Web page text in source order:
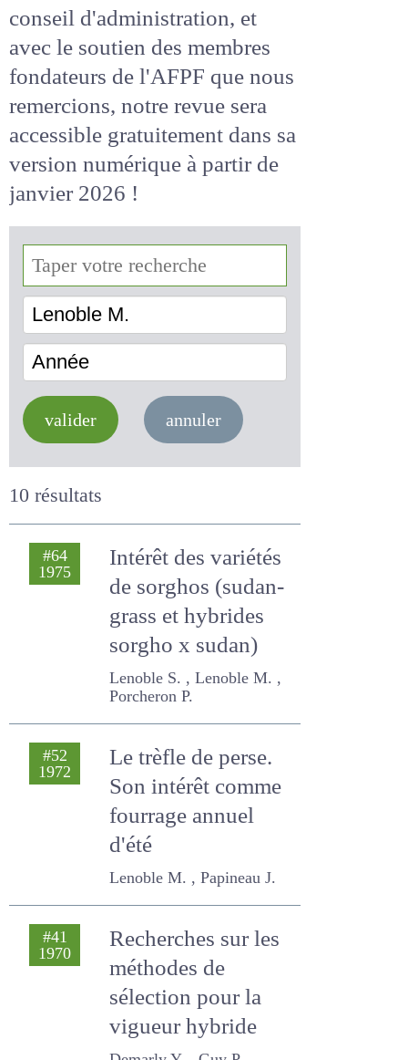
Suite à la décision de notre
conseil d'administration, et
avec le soutien des membres
fondateurs de l'AFPF que nous
remercions, notre revue sera
accessiblegratuitementdans
sa version numérique
de janvier 2026 !
Lenoble M.
valider annuler
10 résultats
#64
Intérêt des variétés
de sorghos
(sudan-grass et
hybrides sorgho x
sudan)
Porcheron P.
Le trèfle de perse.
Son intérêt
comme fourrage
annuel d'été
Lenoble M. , Papineau J.
Recherches sur les
méthodes de
sélection pour la